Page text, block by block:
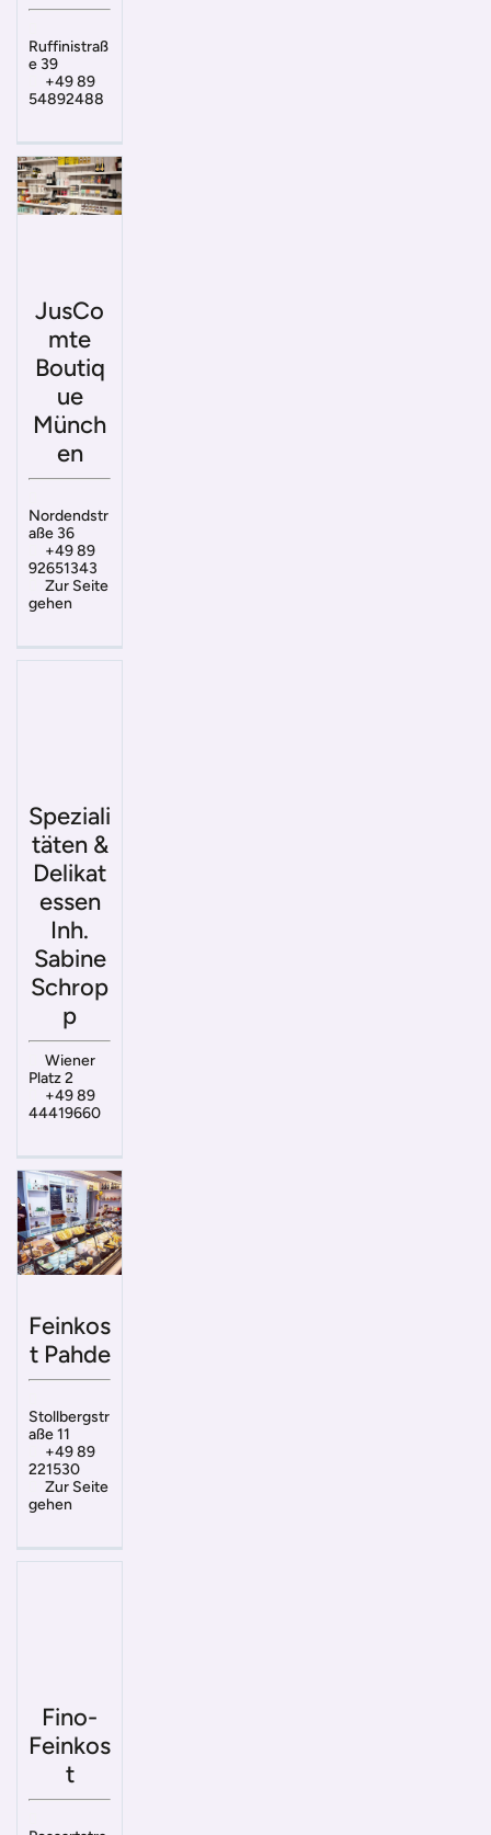
Ruffinistraß
e 39
+49 89
54892488
JusCo
mte
Boutiq
ue
Münch
en
Nordendstr
aße 36
+49 89
92651343
Zur Seite
gehen
Speziali
täten &
Delikat
essen
Inh.
Sabine
Schrop
p
Wiener
Platz 2
+49 89
44419660
Feinkos
t Pahde
Stollbergstr
aße 11
+49 89
221530
Zur Seite
gehen
Fino-
Feinkos
t